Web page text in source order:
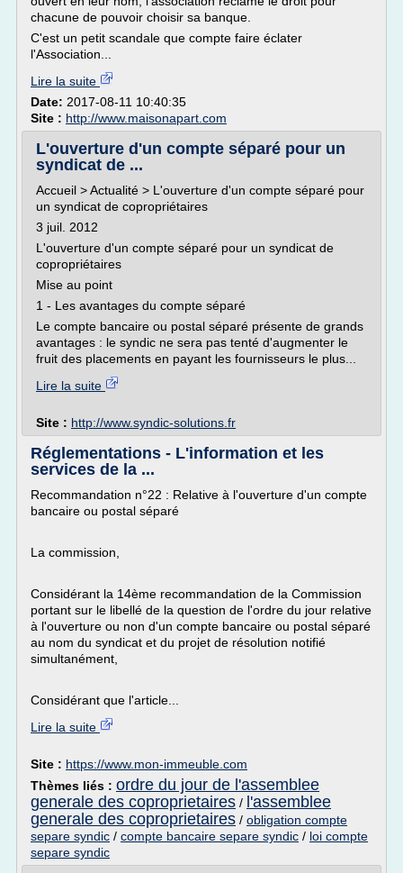
chacune de pouvoir choisir sa banque.
C'est un petit scandale que compte faire éclater
l'Association...
Lire la suite
Date: 2017-08-11 10:40:35
Site : http://www.maisonapart.com
L'ouverture d'un compte séparé pour un
syndicat de ...
Accueil > Actualité > L'ouverture d'un compte séparé pour
un syndicat de copropriétaires
3 juil. 2012
L'ouverture d'un compte séparé pour un syndicat de
copropriétaires
Mise au point
1 - Les avantages du compte séparé
Le compte bancaire ou postal séparé présente de grands
avantages : le syndic ne sera pas tenté d'augmenter le
fruit des placements en payant les fournisseurs le plus...
Lire la suite
Site : http://www.syndic-solutions.fr
Réglementations - L'information et les
services de la ...
Recommandation n°22 : Relative à l'ouverture d'un compte
bancaire ou postal séparé
La commission,
Considérant la 14ème recommandation de la Commission
portant sur le libellé de la question de l'ordre du jour relative
à l'ouverture ou non d'un compte bancaire ou postal séparé
au nom du syndicat et du projet de résolution notifié
simultanément,
Considérant que l'article...
Lire la suite
Site : https://www.mon-immeuble.com
Thèmes liés : ordre du jour de l'assemblee
generale des coproprietaires / l'assemblee
generale des coproprietaires / obligation compte
separe syndic / compte bancaire separe syndic / loi compte
separe syndic